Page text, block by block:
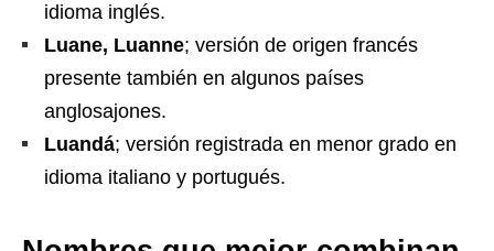
idioma inglés.
Luane, Luanne; versión de origen francés
presente también en algunos países
anglosajones.
Luandá; versión registrada en menor grado en
idioma italiano y portugués.